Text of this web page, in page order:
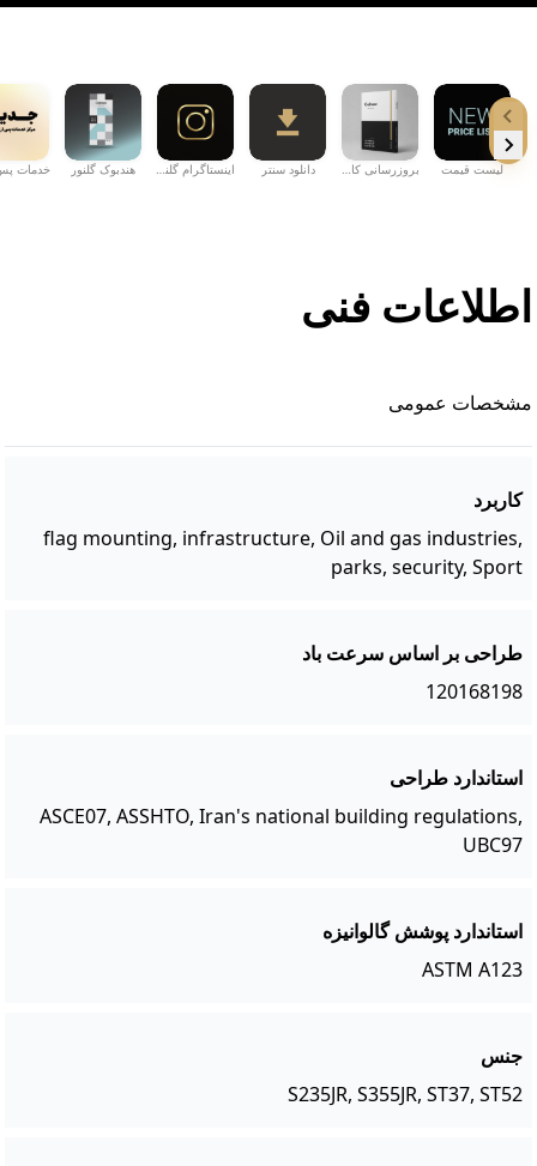
لیست قیمت بروزرسانی کاتال... دانلود سنتر اینستاگرام گلنو... هندبوک گلنور
اطلاعات فنی
مشخصات عمومی
کاربرد
flag mounting, infrastructure, Oil and gas industries,
parks, security, Sport
طراحی بر اساس سرعت باد
120168198
استاندارد طراحی
ASCE07, ASSHTO, Iran's national building regulations,
UBC97
استاندارد پوشش گالوانیزه
ASTM A123
جنس
S235JR, S355JR, ST37, ST52